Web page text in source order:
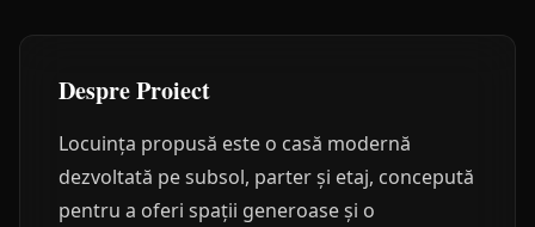
Despre Proiect
Locuința propusă este o casă modernă
dezvoltată pe subsol, parter și etaj, concepută
pentru a oferi spații generoase și o